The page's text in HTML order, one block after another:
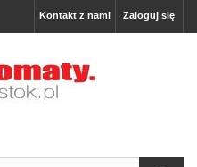
Zaloguj się
Kontakt z nami